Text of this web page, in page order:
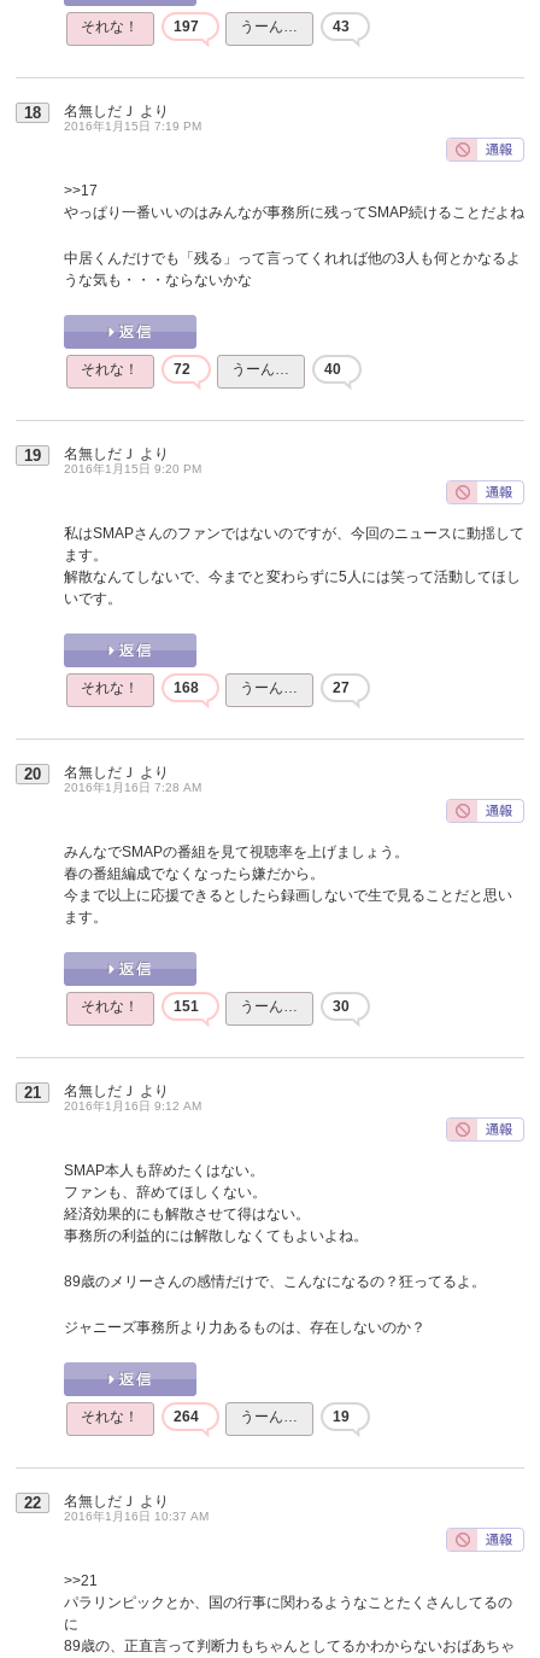
それな！ 197 うーん… 43
18 名無しだＪ より
2016年1月15日 7:19 PM
>>17
やっぱり一番いいのはみんなが事務所に残ってSMAP続けることだよね
中居くんだけでも「残る」って言ってくれれば他の3人も何とかなるよ
うな気も・・・ならないかな
それな！ 72 うーん… 40
19 名無しだＪ より
2016年1月15日 9:20 PM
私はSMAPさんのファンではないのですが、今回のニュースに動揺して
ます。
解散なんてしないで、今までと変わらずに5人には笑って活動してほし
いです。
それな！ 168 うーん… 27
20 名無しだＪ より
2016年1月16日 7:28 AM
みんなでSMAPの番組を見て視聴率を上げましょう。
春の番組編成でなくなったら嫌だから。
今まで以上に応援できるとしたら録画しないで生で見ることだと思い
ます。
それな！ 151 うーん… 30
21 名無しだＪ より
2016年1月16日 9:12 AM
SMAP本人も辞めたくはない。
ファンも、辞めてほしくない。
経済効果的にも解散させて得はない。
事務所の利益的には解散しなくてもよいよね。
89歳のメリーさんの感情だけで、こんなになるの？狂ってるよ。
ジャニーズ事務所より力あるものは、存在しないのか？
それな！ 264 うーん… 19
22 名無しだＪ より
2016年1月16日 10:37 AM
>>21
パラリンピックとか、国の行事に関わるようなことたくさんしてるの
に
89歳の、正直言って判断力もちゃんとしてるかわからないおばあちゃ